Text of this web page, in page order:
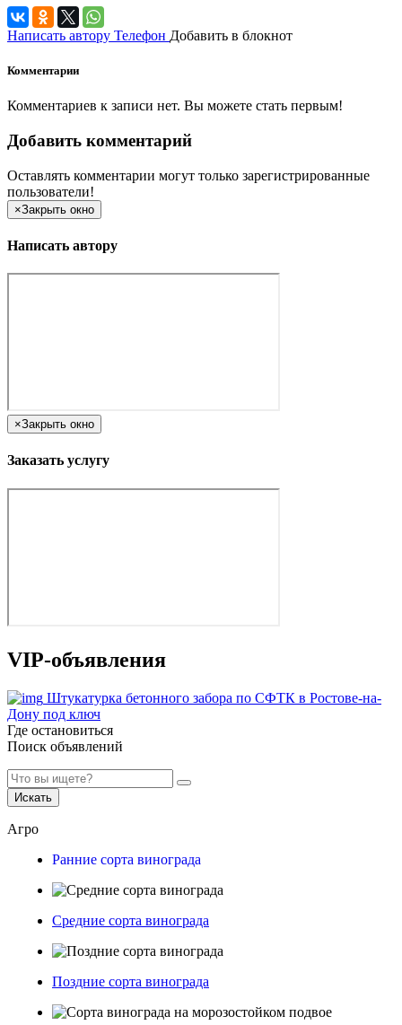
Написать автору Телефон Добавить в блокнот
Комментарии
Комментариев к записи нет. Вы можете стать первым!
Добавить комментарий
Оставлять комментарии могут только зарегистрированные
пользователи!
×Закрыть окно
Написать автору
×Закрыть окно
Заказать услугу
VIP-объявления
Штукатурка бетонного забора по СФТК в Ростове-на-
Дону под ключ
Где остановиться
Поиск объявлений
Искать
Агро
Ранние сорта винограда
Средние сорта винограда
Поздние сорта винограда